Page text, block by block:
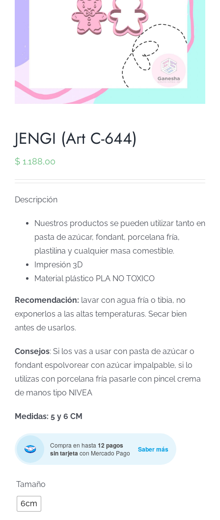
JENGI (Art C-644)
$ 1.188,00
Descripción
Nuestros productos se pueden utilizar tanto en
pasta de azúcar, fondant, porcelana fría,
plastilina y cualquier masa comestible.
Impresión 3D
Material plástico PLA NO TOXICO
Recomendación: lavar con agua fría o tibia, no
exponerlos a las altas temperaturas. Secar bien
antes de usarlos.
Consejos: Si los vas a usar con pasta de azúcar o
fondant espolvorear con azúcar impalpable, si lo
utilizas con porcelana fría pasarle con pincel crema
de manos tipo NIVEA
Medidas: 5 y 6 CM
Compra en hasta12 pagos
sin tarjetacon Mercado Pago Saber más
Tamaño
6cm